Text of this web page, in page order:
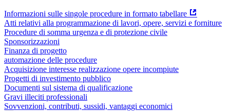
Informazioni sulle singole procedure in formato tabellare
Atti relativi alla programmazione di lavori, opere, servizi e forniture
Procedure di somma urgenza e di protezione civile
Sponsorizzazioni
Finanza di progetto
automazione delle procedure
Acquisizione interesse realizzazione opere incompiute
Progetti di investimento pubblico
Documenti sul sistema di qualificazione
Gravi illeciti professionali
Sovvenzioni, contributi, sussidi, vantaggi economici